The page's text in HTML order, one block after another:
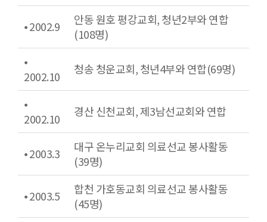
⦁ 2002.9
안동 원호 평강교회, 청년2부와 연합
(108명)
⦁
2002.10
청송 청운교회, 청년4부와 연합(69명)
⦁
2002.10
경산 신천교회, 제3남선교회와 연합
⦁ 2003.3
대구 온누리교회 의료선교 봉사활동
(39명)
⦁ 2003.5
합천 가호동교회 의료선교 봉사활동
(45명)